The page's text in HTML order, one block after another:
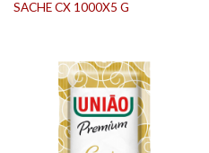
SACHE CX 1000X5 G